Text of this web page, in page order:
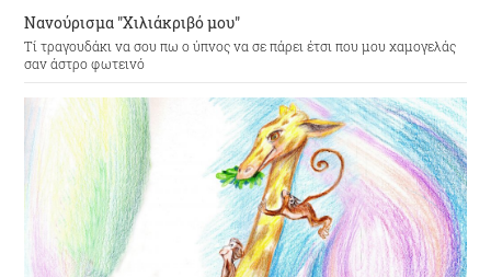
Νανούρισμα "Χιλιάκριβό μου"
Τί τραγουδάκι να σου πω ο ύπνος να σε πάρει έτσι που μου χαμογελάς
σαν άστρο φωτεινό